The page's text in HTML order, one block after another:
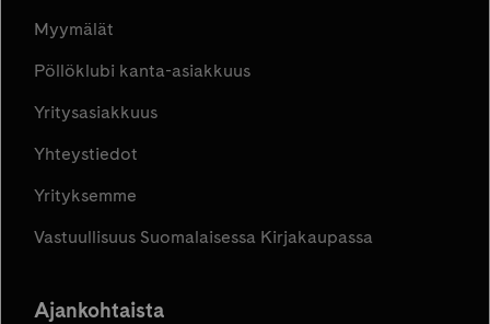
Myymälät
Pöllöklubi kanta-asiakkuus
Yritysasiakkuus
Yhteystiedot
Yrityksemme
Vastuullisuus Suomalaisessa Kirjakaupassa
Ajankohtaista